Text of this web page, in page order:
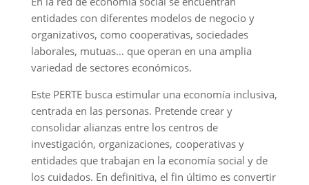
entidades con diferentes modelos de negocio y
organizativos, como cooperativas, sociedades
laborales, mutuas… que operan en una amplia
variedad de sectores económicos.
Este PERTE busca estimular una economía inclusiva,
centrada en las personas. Pretende crear y
consolidar alianzas entre los centros de
investigación, organizaciones, cooperativas y
entidades que trabajan en la economía social y de
los cuidados. En definitiva, el fin último es convertir